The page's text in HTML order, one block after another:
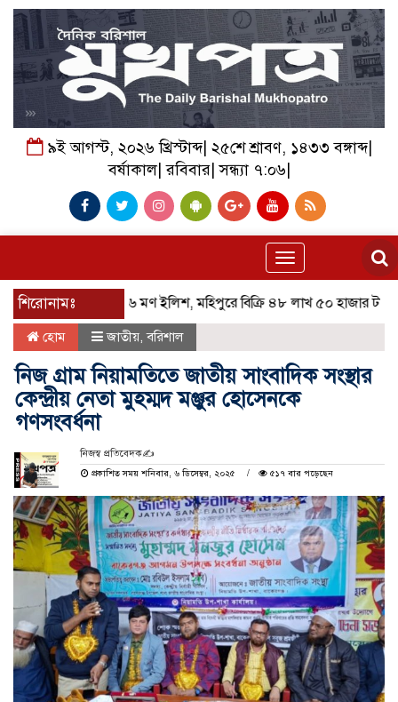
৯ই আগস্ট, ২০২৬ খ্রিস্টাব্দ| ২৫শে শ্রাবণ, ১৪৩৩ বঙ্গাব্দ|
বর্ষাকাল| রবিবার| সন্ধ্যা ৭:০৬|
Toggle
navigation
শিরোনামঃ
এক জালেই ৪৬ মণ ইলিশ, মহিপুরে বিক্রি ৪৮ লাখ ৫০ হাজার টাকায়
হোম জাতীয়,বরিশাল
নিজ গ্রাম নিয়ামতিতে জাতীয় সাংবাদিক সংস্থার
কেন্দ্রীয় নেতা মুহম্মদ মঞ্জুর হোসেনকে
গণসংবর্ধনা
নিজস্ব প্রতিবেদক✍️
প্রকাশিত সময় শনিবার, ৬ ডিসেম্বর, ২০২৫
৫১৭ বার পড়েছেন